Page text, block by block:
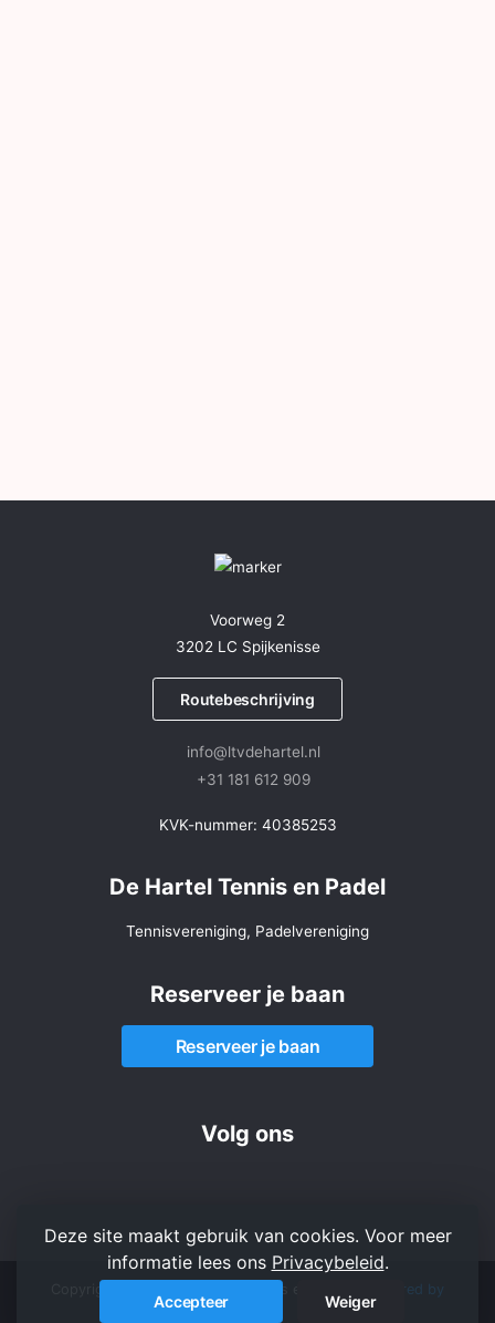
Voorweg 2
3202 LC Spijkenisse
Routebeschrijving
info@ltvdehartel.nl
+31 181 612 909
KVK-nummer: 40385253
De Hartel Tennis en Padel
Tennisvereniging, Padelvereniging
Reserveer je baan
Reserveer je baan
Volg ons
Powered by
Deze site maakt gebruik van cookies. Voor meer
informatie lees ons Privacybeleid.
Accepteer Weiger